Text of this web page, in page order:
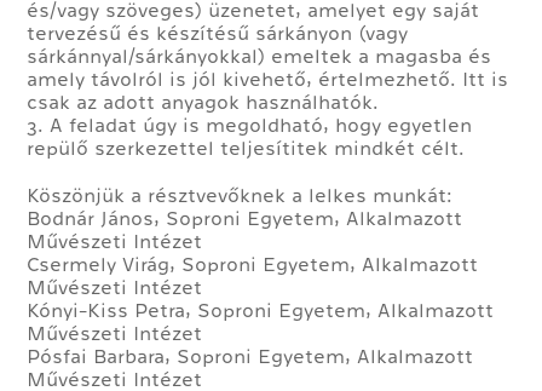
és/vagy szöveges) üzenetet, amelyet egy saját
tervezésű és készítésű sárkányon (vagy
sárkánnyal/sárkányokkal) emeltek a magasba és
amely távolról is jól kivehető, értelmezhető. Itt is
csak az adott anyagok használhatók.
3. A feladat úgy is megoldható, hogy egyetlen
repülő szerkezettel teljesítitek mindkét célt.
Köszönjük a résztvevőknek a lelkes munkát:
Bodnár János, Soproni Egyetem, Alkalmazott
Művészeti Intézet
Csermely Virág, Soproni Egyetem, Alkalmazott
Művészeti Intézet
Kónyi-Kiss Petra, Soproni Egyetem, Alkalmazott
Művészeti Intézet
Pósfai Barbara, Soproni Egyetem, Alkalmazott
Művészeti Intézet